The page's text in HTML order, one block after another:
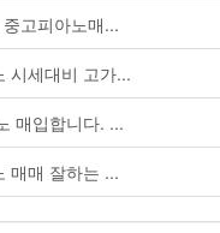
고피아노매...
시세대비 고가...
매입합니다. ...
매매 잘하는 ...